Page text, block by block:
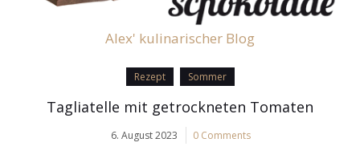
Alex' kulinarischer Blog
Rezept Sommer
Tagliatelle mit getrockneten Tomaten
6. August 2023 0 Comments